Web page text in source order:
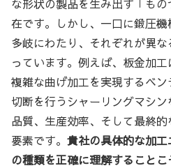
な形状の製品を生み出す「も
在です。しかし、一口に鍛圧
多岐にわたり、それぞれが異
っています。例えば、板金加工
複雑な曲げ加工を実現するベ
切断を行うシャーリングマシ
品質、生産効率、そして最終
要素です。 貴社の具体的な加
の種類を正確に理解すること